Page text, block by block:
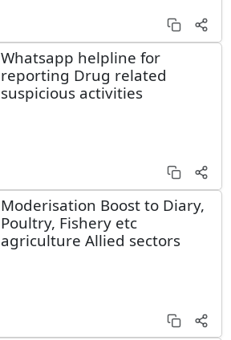
Whatsapp helpline for
reporting Drug related
suspicious activities
Moderisation Boost to Diary,
Poultry, Fishery etc
agriculture Allied sectors